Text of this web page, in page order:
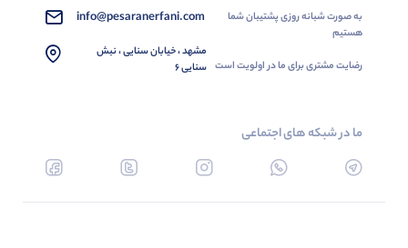
به صورت شبانه روزی پشتیبان شما
هستیم
رضایت مشتری برای ما در اولویت است
info@pesaranerfani.com
مشهد ، خیابان سنایی ، نبش
سنایی 6
ما در شبکه های اجتماعی